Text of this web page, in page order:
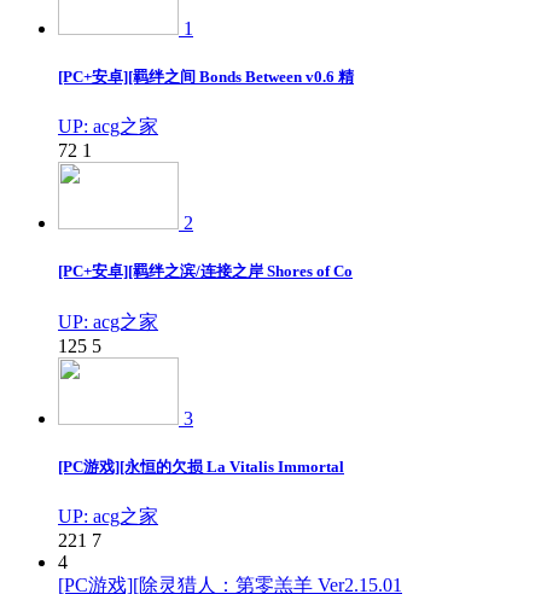
1
[PC+安卓][羁绊之间 Bonds Between v0.6 精
UP: acg之家
72 1
2
[PC+安卓][羁绊之滨/连接之岸 Shores of Co
UP: acg之家
125 5
3
[PC游戏][永恒的欠损 La Vitalis Immortal
UP: acg之家
221 7
4
[PC游戏][除灵猎人：第零羔羊 Ver2.15.01